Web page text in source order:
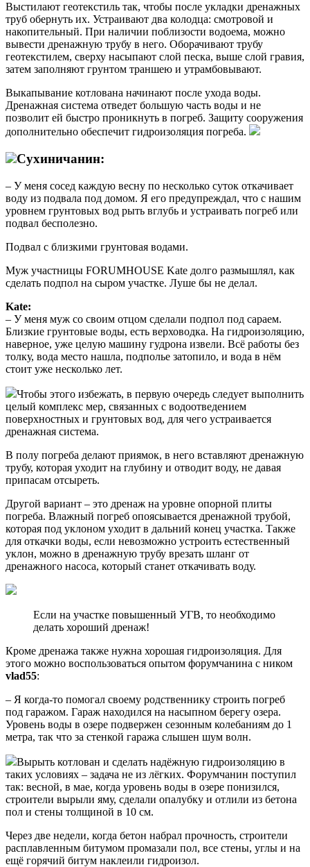
Выстилают геотекстиль так, чтобы после укладки дренажных
труб обернуть их. Устраивают два колодца: смотровой и
накопительный. При наличии поблизости водоема, можно
вывести дренажную трубу в него. Оборачивают трубу
геотекстилем, сверху насыпают слой песка, выше слой гравия,
затем заполняют грунтом траншею и утрамбовывают.
Выкапывание котлована начинают после ухода воды.
Дренажная система отведет большую часть воды и не
позволит ей быстро проникнуть в погреб. Защиту сооружения
дополнительно обеспечит гидроизоляция погреба.
Сухиничанин:
– У меня сосед каждую весну по несколько суток откачивает
воду из подвала под домом. Я его предупреждал, что с нашим
уровнем грунтовых вод рыть вглубь и устраивать погреб или
подвал бесполезно.
Подвал с близкими грунтовая водами​.
Муж участницы FORUMHOUSE Kate долго размышлял, как
сделать подпол на сыром участке. Луше бы не делал.
Kate:
– У меня муж со своим отцом сделали подпол под сараем.
Близкие грунтовые воды, есть верховодка. На гидроизоляцию,
наверное, уже целую машину гудрона извели. Всё работы без
толку, вода место нашла, подполье затопило, и вода в нём
стоит уже несколько лет.
Чтобы этого избежать, в первую очередь следует выполнить
целый комплекс мер, связанных с водоотведением
поверхностных и грунтовых вод, для чего устраивается
дренажная система.
В полу погреба делают приямок, в него вставляют дренажную
трубу, которая уходит на глубину и отводит воду, не давая
припасам отсыреть.
Другой вариант – это дренаж на уровне опорной плиты
погреба. Влажный погреб опоясывается дренажной трубой,
которая под уклоном уходит в дальний конец участка. Также
для откачки воды, если невозможно устроить естественный
уклон, можно в дренажную трубу врезать шланг от
дренажного насоса, который станет откачивать воду.
Если на участке повышенный УГВ, то необходимо
делать хороший дренаж!
Кроме дренажа также нужна хорошая гидроизоляция. Для
этого можно воспользоваться опытом форумчанина с ником
vlad55:
– Я когда-то помогал своему родственнику строить погреб
под гаражом. Гараж находился на насыпном берегу озера.
Уровень воды в озере подвержен сезонным колебаниям до 1
метра, так что за стенкой гаража слышен шум волн.
Вырыть котлован и сделать надёжную гидроизоляцию в
таких условиях – задача не из лёгких. Форумчанин поступил
так: весной, в мае, когда уровень воды в озере понизился,
строители вырыли яму, сделали опалубку и отлили из бетона
пол и стены толщиной в 10 см.
Через две недели, когда бетон набрал прочность, строители
расплавленным битумом промазали пол, все стены, углы и на
ещё горячий битум наклеили гидроизол.